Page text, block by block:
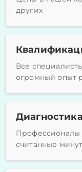
других
Все
огромный опыт
Диагностика
Профессионалы
считанные